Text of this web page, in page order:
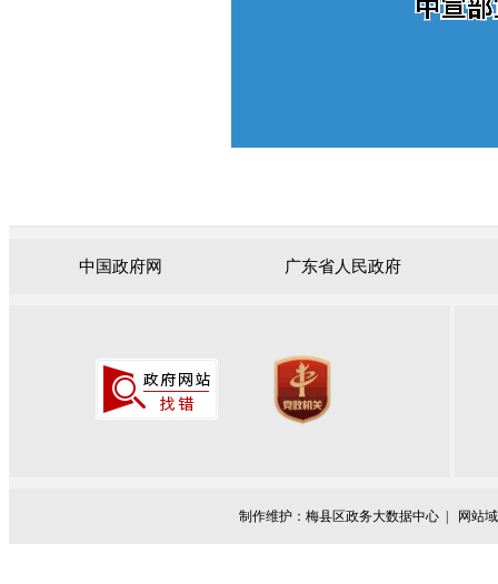
中国政府网 广东省人民政府
制作维护：梅县区政务大数据中心 | 网站